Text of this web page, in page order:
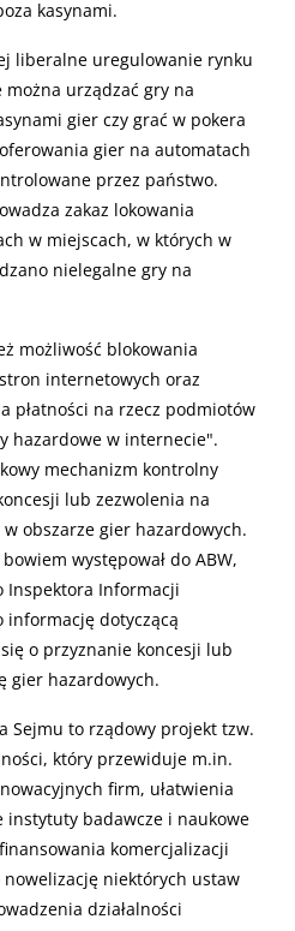
kasynami.
liberalne uregulowanie rynku
urządzać gry na
gier czy grać w pokera
gier na automatach
przez państwo.
zakaz lokowania
w miejscach, w których w
nielegalne gry na
możliwość blokowania
internetowych oraz
płatności na rzecz podmiotów
hazardowe w internecie".
mechanizm kontrolny
lub zezwolenia na
obszarze gier hazardowych.
występował do ABW,
Inspektora Informacji
informację dotyczącą
o przyznanie koncesji lub
gier hazardowych.
Sejmu to rządowy projekt tzw.
który przewiduje m.in.
firm, ułatwienia
badawcze i naukowe
komercjalizacji
niektórych ustaw
działalności